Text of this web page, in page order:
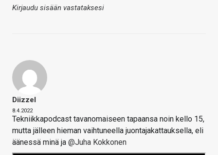
Kirjaudu sisään vastataksesi
Diizzel
8.4.2022
Tekniikkapodcast tavanomaiseen tapaansa noin kello 15,
mutta jälleen hieman vaihtuneella juontajakattauksella, eli
äänessä minä ja @Juha Kokkonen